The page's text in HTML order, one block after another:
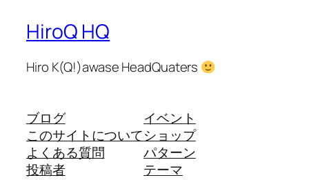
HiroQ HQ
Hiro K(Q!)awase HeadQuaters
ブログ
このサイトについて
よくある質問
投稿者
イベント
ショップ
パターン
テーマ